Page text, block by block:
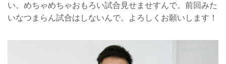
い。めちゃめちゃおもろい試合見せませすんで。前回みた
いなつまらん試合はしないんで。よろしくお願いします！